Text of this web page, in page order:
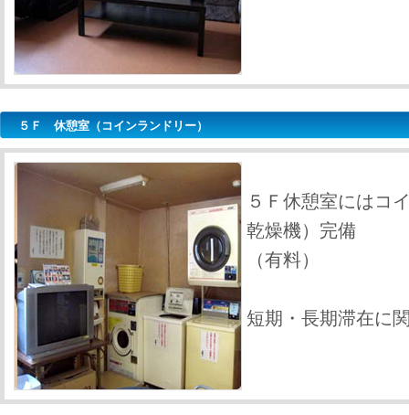
５Ｆ 休憩室（コインランドリー）
５Ｆ休憩室にはコ
乾燥機）完備
（有料）
短期・長期滞在に